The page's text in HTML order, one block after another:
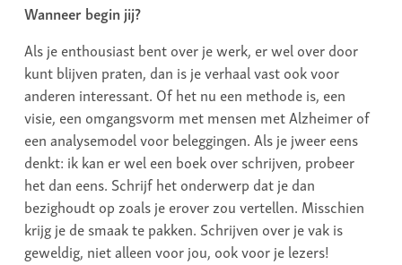
Wanneer begin jij?
Als je enthousiast bent over je werk, er wel over door
kunt blijven praten, dan is je verhaal vast ook voor
anderen interessant. Of het nu een methode is, een
visie, een omgangsvorm met mensen met Alzheimer of
een analysemodel voor beleggingen. Als je jweer eens
denkt: ik kan er wel een boek over schrijven, probeer
het dan eens. Schrijf het onderwerp dat je dan
bezighoudt op zoals je erover zou vertellen. Misschien
krijg je de smaak te pakken. Schrijven over je vak is
geweldig, niet alleen voor jou, ook voor je lezers!